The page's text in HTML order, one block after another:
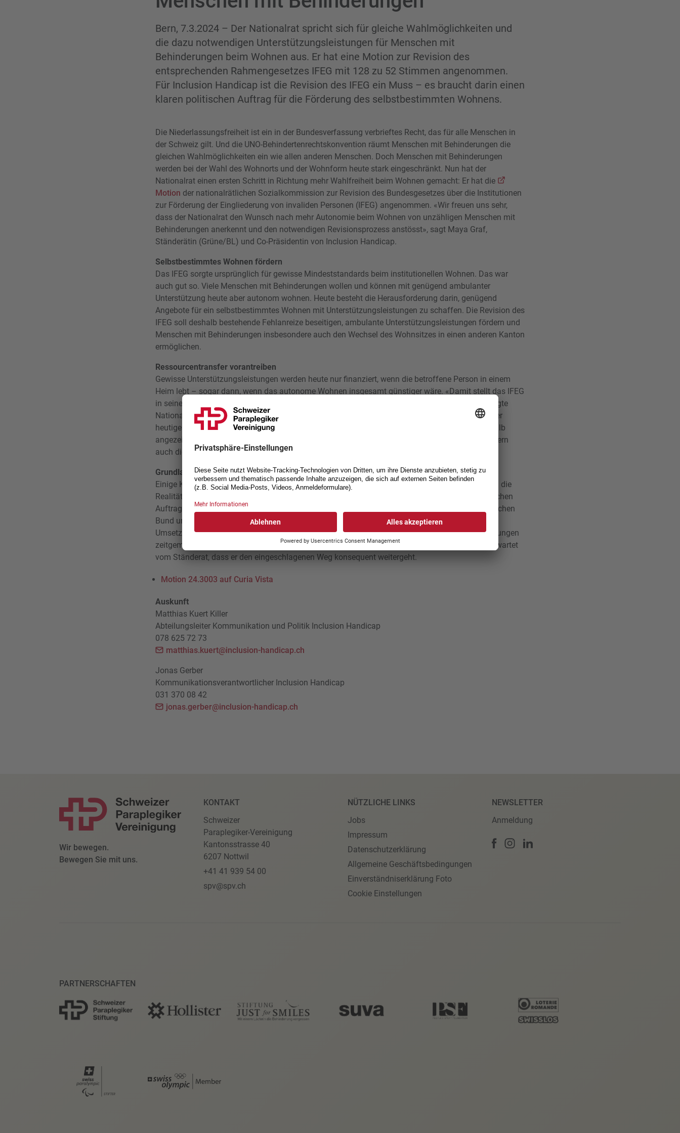
Bern, 7.3.2024 – Der Nationalrat spricht sich für gleiche Wahlmöglichkeiten und
die dazu notwendigen Unterstützungsleistungen für Menschen mit
Behinderungen beim Wohnen aus. Er hat eine Motion zur Revision des
entsprechenden Rahmengesetzes IFEG mit 128 zu 52 Stimmen angenommen.
Für Inclusion Handicap ist die Revision des IFEG ein Muss – es braucht darin einen
klaren politischen Auftrag für die Förderung des selbstbestimmten Wohnens.
Die Niederlassungsfreiheit ist ein in der Bundesverfassung verbrieftes Recht, das für alle Menschen in
der Schweiz gilt. Und die UNO-Behindertenrechtskonvention räumt Menschen mit Behinderungen die
gleichen Wahlmöglichkeiten ein wie allen anderen Menschen. Doch Menschen mit Behinderungen
werden bei der Wahl des Wohnorts und der Wohnform heute stark eingeschränkt. Nun hat der
Nationalrat einen ersten Schritt in Richtung mehr Wahlfreiheit beim Wohnen gemacht: Er hat die
Motion der nationalrätlichen Sozialkommission zur Revision des Bundesgesetzes über die Institutionen
zur Förderung der Eingliederung von invaliden Personen (IFEG) angenommen. «Wir freuen uns sehr,
dass der Nationalrat den Wunsch nach mehr Autonomie beim Wohnen von unzähligen Menschen mit
Behinderungen anerkennt und den notwendigen Revisionsprozess anstösst», sagt Maya Graf,
Ständerätin (Grüne/BL) und Co-Präsidentin von Inclusion Handicap.
Selbstbestimmtes Wohnen fördern
Das IFEG sorgte ursprünglich für gewisse Mindeststandards beim institutionellen Wohnen. Das war
auch gut so. Viele Menschen mit Behinderungen wollen und können mit genügend ambulanter
Unterstützung heute aber autonom wohnen. Heute besteht die Herausforderung darin, genügend
Angebote für ein selbstbestimmtes Wohnen mit Unterstützungsleistungen zu schaffen. Die Revision des
IFEG soll deshalb bestehende Fehlanreize beseitigen, ambulante Unterstützungsleistungen fördern und
Menschen mit Behinderungen insbesondere auch den Wechsel des Wohnsitzes in einen anderen Kanton
ermöglichen.
Ressourcentransfer vorantreiben
Gewisse Unterstützungsleistungen werden heute nur finanziert, wenn die betroffene Person in einem
Heim lebt – sogar dann, wenn das autonome Wohnen insgesamt günstiger wäre. «Damit stellt das IFEG
in seiner heutigen Form ein Hindernis für zeitgemässe kantonale Versorgungsstrukturen dar», sagte
Nationalrat Christian Lohr (Die Mitte/TG) als Kommissionssprecher und Urheber der Motion in der
heutigen Debatte. Ein Ressourcentransfer vom institutionellen in ambulante Strukturen sei deshalb
angezeigt. Untersuchungen zeigen, dass ambulante Angebote nicht nur die Lebensqualität, sondern
auch die Kosteneffektivität steigern.
Grundlage für zeitgemässe Strukturen in Kantonen schaffen
Einige Kantone haben ihre Rechtsgrundlagen für den Wohnbereich bereits angepasst. Damit sich die
Realität für die betroffenen Menschen jedoch schweizweit ändert, braucht es einen klaren politischen
Auftrag und ein verbindliches Rahmengesetz auf nationaler Ebene. Die Kompetenzregelung zwischen
Bund und Kantonen bleibt damit weiterhin bestehen: Die Kantone werden auch in Zukunft für die
Umsetzung zuständig sein. Doch es ist am Bund, die übergeordneten rechtlichen Rahmenbedingungen
zeitgemäss auszugestalten. Inclusion Handicap begrüsst den Entscheid des Nationalrats und erwartet
vom Ständerat, dass er den eingeschlagenen Weg konsequent weitergeht.
Motion 24.3003 auf Curia Vista
Auskunft
Matthias Kuert Killer
Abteilungsleiter Kommunikation und Politik Inclusion Handicap
078 625 72 73
matthias.kuert@inclusion-handicap.ch
Jonas Gerber
Kommunikationsverantwortlicher Inclusion Handicap
031 370 08 42
jonas.gerber@inclusion-handicap.ch
Wir bewegen.
Bewegen Sie mit uns.
KONTAKT
Schweizer
Paraplegiker-Vereinigung
Kantonsstrasse 40
6207 Nottwil
+41 41 939 54 00
spv@spv.ch
NÜTZLICHE LINKS
Jobs
Impressum
Datenschutzerklärung
Allgemeine Geschäftsbedingungen
Einverständniserklärung Foto
Cookie Einstellungen
NEWSLETTER
Anmeldung
PARTNERSCHAFTEN